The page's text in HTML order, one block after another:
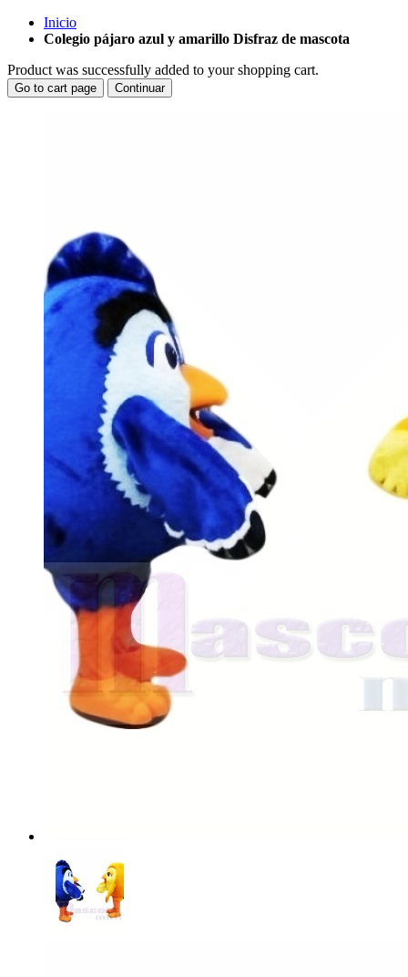
Inicio
Colegio pájaro azul y amarillo Disfraz de mascota
Product was successfully added to your shopping cart.
Go to cart page Continuar